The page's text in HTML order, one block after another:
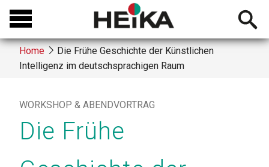
Skip
main
content
Open
Home
Die Frühe Geschichte der Künstlichen
Intelligenz im deutschsprachigen Raum
WORKSHOP & ABENDVORTRAG
Die Frühe